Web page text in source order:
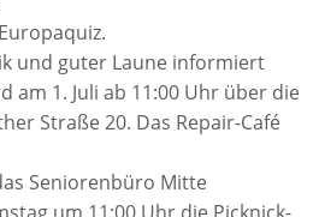
und guter Laune informiert
am 1. Juli ab 11:00 Uhr über die
Straße 20. Das Repair-Café
Seniorenbüro Mitte
um 11:00 Uhr die Picknick-